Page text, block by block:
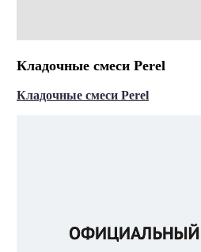
Кладочные смеси Perel
Кладочные смеси Perel